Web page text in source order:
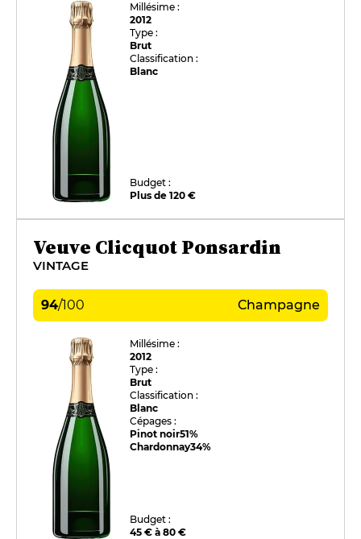
Millésime :
2012
Type :
Brut
Classification :
Blanc
Budget :
Plus de 120 €
Veuve Clicquot Ponsardin
VINTAGE
94/100 Champagne
Millésime :
2012
Type :
Brut
Classification :
Blanc
Cépages :
Pinot noir51%
Chardonnay34%
Budget :
45 € à 80 €